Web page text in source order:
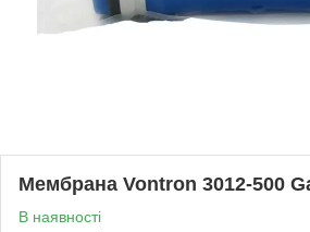
Мембрана Vontron 3012-500
В наявності